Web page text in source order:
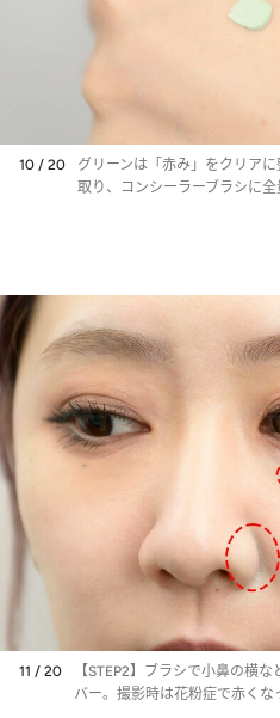
10 / 20
グリーンは「赤み」をクリア
取り、コンシーラーブラシに全
11 / 20
【STEP2】ブラシで小鼻の横
バー。撮影時は花粉症で赤くな